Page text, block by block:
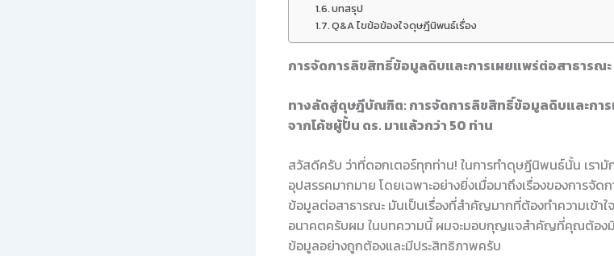
บทสรุป
Q&A ไขข้อข้องใจดุษฎีนิพนธ์เรื่อง
การจัดการลิขสิทธิ์ข้อมูลดิบและการเผยแพร่ต่อสาธารณะ
ทางลัดสู่ดุษฎีบัณฑิต: การจัดการลิขสิทธิ์ข้อมูลดิบและกา
จากโค้ชผู้ปั้น ดร. มาแล้วกว่า 50 ท่าน
สวัสดีครับ ว่าที่ดอกเตอร์ทุกท่าน! ในการทำดุษฎีนิพนธ์นั้น เรา
อุปสรรคมากมาย โดยเฉพาะอย่างยิ่งเมื่อมาถึงเรื่องของการจั
ข้อมูลต่อสาธารณะ มันเป็นเรื่องที่สำคัญมากที่ต้องทำความเข้าใ
อนาคตครับผม ในบทความนี้ ผมจะมอบกุญแจสำคัญที่คุณต้องมี
ข้อมูลอย่างถูกต้องและมีประสิทธิภาพครับ